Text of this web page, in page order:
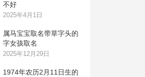
不好
2025年4月1日
属马宝宝取名带草字头的
字女孩取名
2025年12月29日
1974年农历2月11日生的